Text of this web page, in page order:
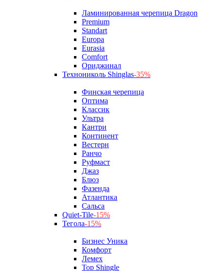
Ламинированная черепица Dragon
Premium
Standart
Europa
Eurasia
Comfort
Ориджинал
Технониколь Shinglas-35%
Финская черепица
Оптима
Классик
Ультра
Кантри
Континент
Вестерн
Ранчо
Руфмаст
Джаз
Блюз
Фазенда
Атлантика
Сальса
Quiet-Tile-15%
Тегола-15%
Бизнес Уника
Комфорт
Лемех
Top Shingle